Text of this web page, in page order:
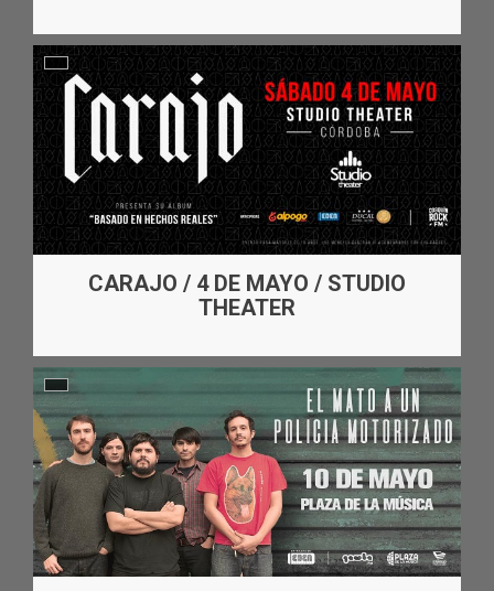
CARAJO / 4 DE MAYO / STUDIO
THEATER